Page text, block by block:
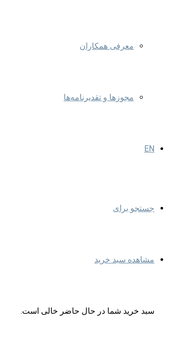
معرفی همکاران
مجوزها و تقدیرنامه‌ها
EN
جستجو برای
مشاهده سبد خرید
سبد خرید شما در حال حاضر خالی است.